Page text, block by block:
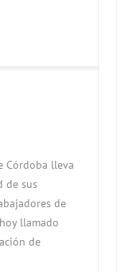
Córdoba lleva
de sus
de
llamado
de